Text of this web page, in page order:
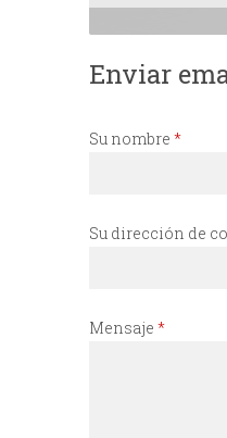
I
N
C
P
Enviar
Su nombre *
Su dirección de
Mensaje *